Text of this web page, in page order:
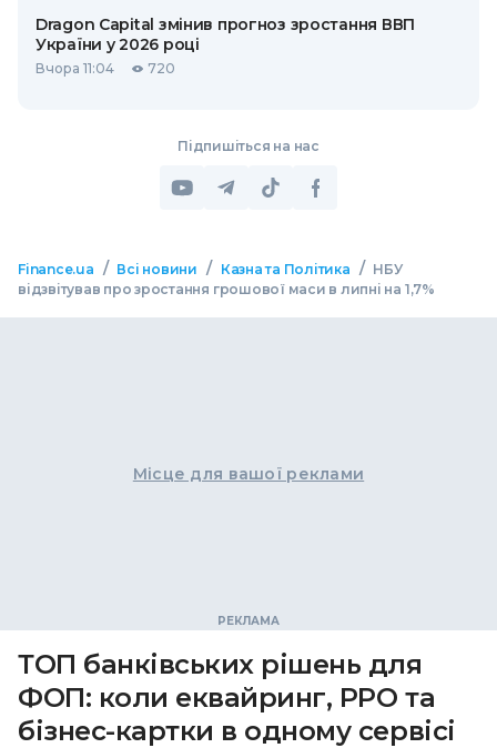
Dragon Capital змінив прогноз зростання ВВП
України у 2026 році
Вчора 11:04 720
Підпишіться на нас
Finance.ua / Всі новини / Казна та Політика / НБУ
відзвітував про зростання грошової маси в липні на 1,7%
Місце для вашої реклами
ТОП банківських рішень для
ФОП: коли еквайринг, РРО та
бізнес-картки в одному сервісі